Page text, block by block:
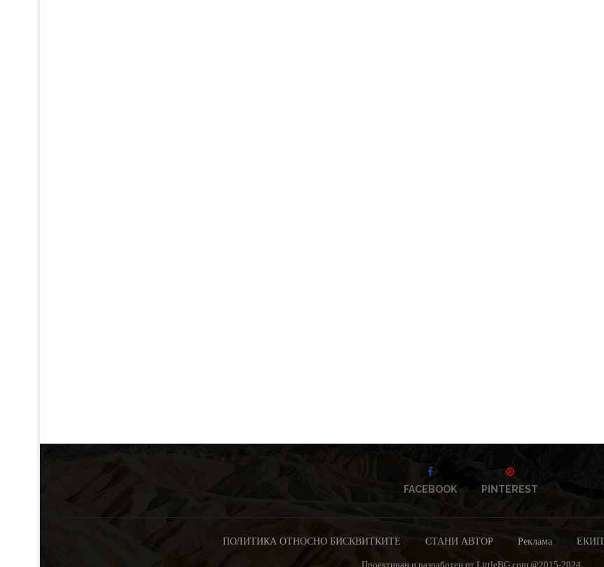
FACEBOOK PINTEREST
ПОЛИТИКА ОТНОСНО БИСКВИТКИТЕ СТАНИ АВТОР Реклама ЕКИП
Проектиран и разработен от LittleBG.com @2015-2024